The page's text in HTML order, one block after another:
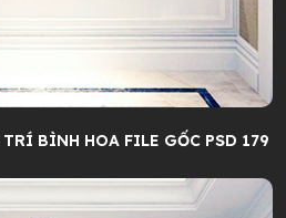
BÌNH HOA FILE GỐC PSD 179